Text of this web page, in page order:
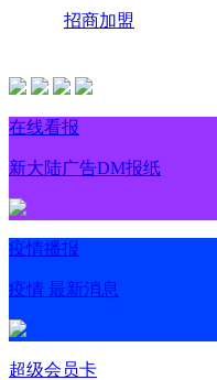
招商加盟
在线看报
新大陆广告DM报纸
疫情播报
疫情 最新消息
超级会员卡